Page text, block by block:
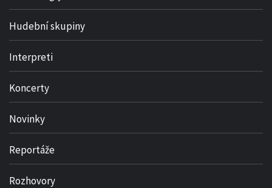
Hudební skupiny
Interpreti
Koncerty
Novinky
Reportáže
Rozhovory